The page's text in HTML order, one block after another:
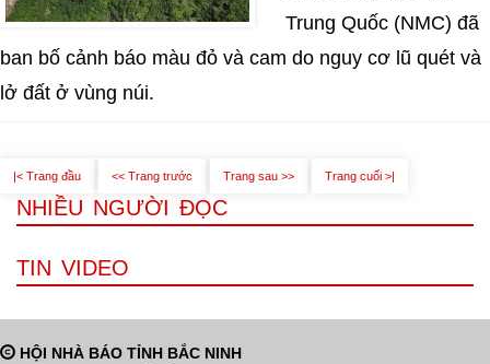
Trung Quốc (NMC) đã
ban bố cảnh báo màu đỏ và cam do nguy cơ lũ quét và
lở đất ở vùng núi.
|< Trang đầu << Trang trước Trang sau >> Trang cuối >|
NHIỀU NGƯỜI ĐỌC
TIN VIDEO
HỘI NHÀ BÁO TỈNH BẮC NINH